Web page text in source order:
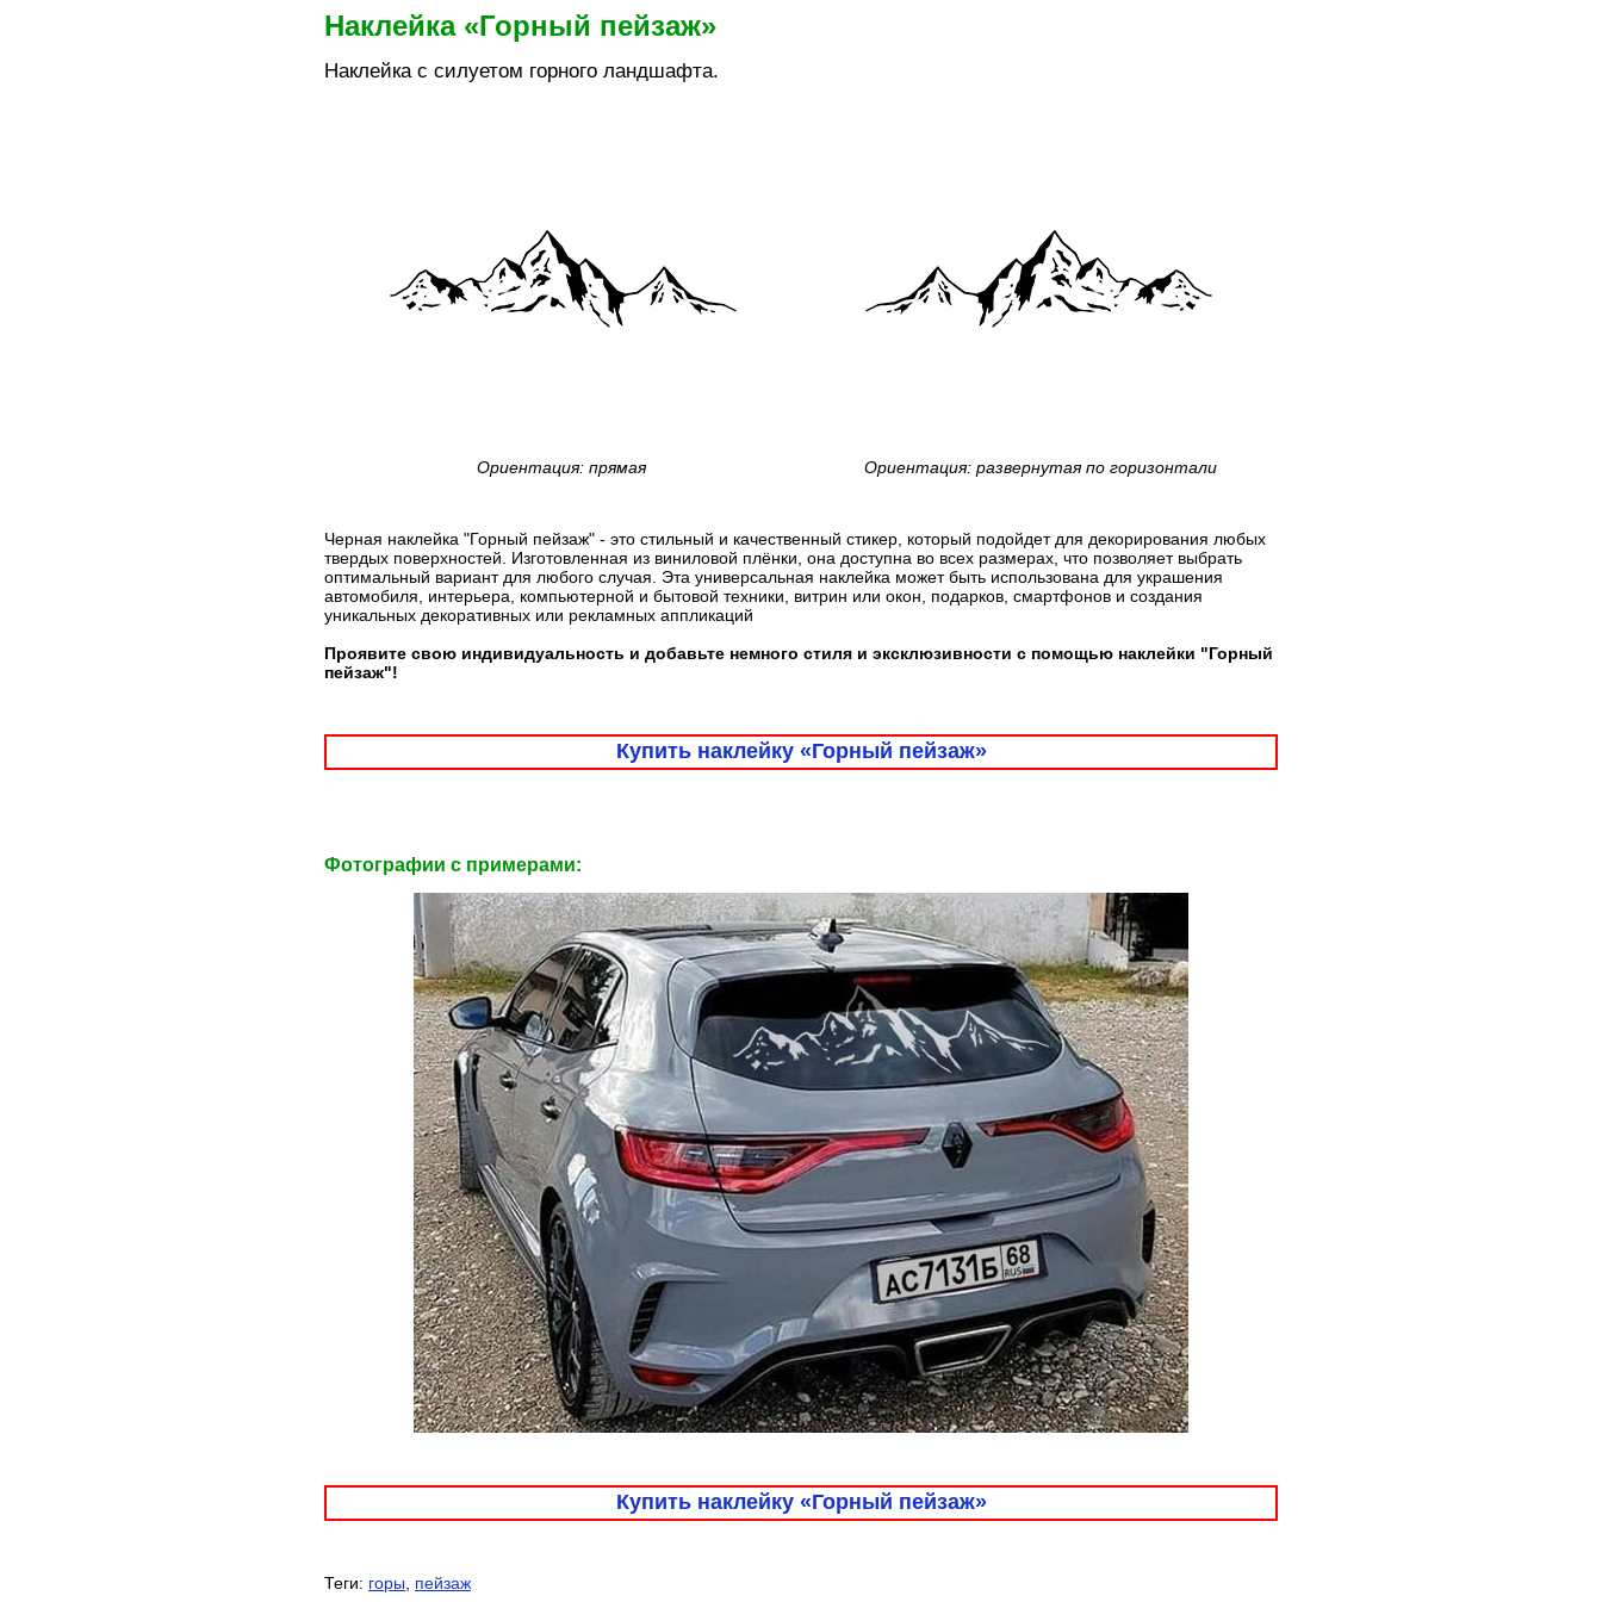
Наклейка «Горный пейзаж»
Наклейка с силуетом горного ландшафта.
Ориентация: прямая Ориентация: развернутая по горизонтали
Черная наклейка "Горный пейзаж" - это стильный и качественный стикер, который подойдет для декорирования любых
твердых поверхностей. Изготовленная из виниловой плёнки, она доступна во всех размерах, что позволяет выбрать
оптимальный вариант для любого случая. Эта универсальная наклейка может быть использована для украшения
автомобиля, интерьера, компьютерной и бытовой техники, витрин или окон, подарков, смартфонов и создания
уникальных декоративных или рекламных аппликаций
Проявите свою индивидуальность и добавьте немного стиля и эксклюзивности с помощью наклейки "Горный
пейзаж"!
Купить наклейку «Горный пейзаж»
Фотографии c примерами:
Купить наклейку «Горный пейзаж»
Теги: горы пейзаж